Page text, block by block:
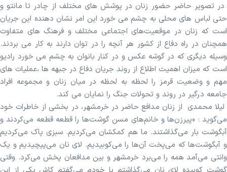
در تصویر حاضر حضور زنان در پوشش های مختلف از چادر تا مانتو و
حتی لباس های محلی به چشم می خورد این امر نشان دهنده این جریان
است که زنان در موقعیت‌های اجتماعی مختلف و فرهنگ های متفاوت
همچنان در راه دفاع از کشور هر آنچه را در توان دارند به کار می بردند.
وسیله دیگری که در گوشه عکس و در کنار بانوان به چشم می خورد رادیو
است که میزان اهمیت اطلاع از روند جریان دفاع در جبهه ها ،عملیات های
مهم و وضعیت قرمز را لحظه به لحظه در میان زنان و مجموعه افراد
جامعه درگیر در روند و تحولات جنگ را نمایان می کند.
لیلا محمدی از زنان مدافع حاضر در خرمشهر، در بخشی از خاطرات خود
می‌گوید : «پیرزن‌ها و خانم‌های مسن گوشت‌ها را قطعه قطعه می‌کردند و
آبگوشت بار می‌گذاشتند. ما هم کمکشان می‌کردیم. سبزی پاک می‌کردیم
و آبگوشت‌ها که می‌پخت آن‌ها را می‌کوبیدیم. لای نان می‌پیچیدیم و یک
وانتی می‌آمد همه را می‌برد خرمشهر و بین مدافعان پخش می‌کرد. وقتی